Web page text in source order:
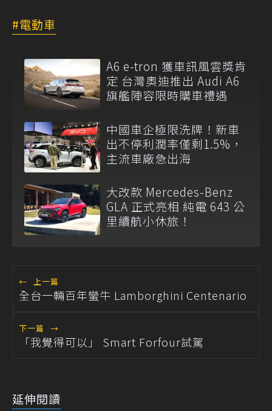
電動車
A6 e-tron 獲車訊風雲獎肯
定 台灣奧迪推出 Audi A6
旗艦陣容限時購車禮遇
中國車企極限洗牌！新車
出不停利潤率僅剩1.5%，
主流車廠急出海
大改款 Mercedes-Benz
GLA 正式亮相 純電 643 公
里續航小休旅！
← 上一篇
全台一輛百年蠻牛 Lamborghini Centenario
下一篇 →
「我覺得可以」 Smart Forfour試駕
延伸閱讀